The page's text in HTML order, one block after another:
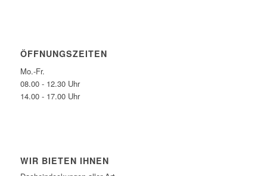
ÖFFNUNGSZEITEN
Mo.-Fr.
08.00 - 12.30 Uhr
14.00 - 17.00 Uhr
WIR BIETEN IHNEN